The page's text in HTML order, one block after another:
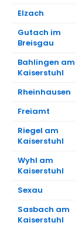
Elzach
Gutach im
Breisgau
Bahlingen am
Kaiserstuhl
Rheinhausen
Freiamt
Riegel am
Kaiserstuhl
Wyhl am
Kaiserstuhl
Sexau
Sasbach am
Kaiserstuhl